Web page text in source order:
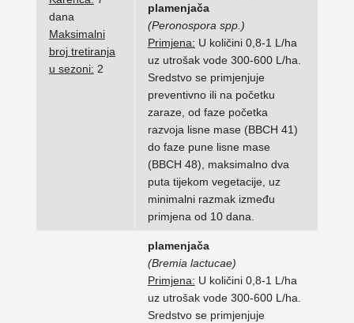
dana
Maksimalni
broj tretiranja
u sezoni: 2
plamenjača
(Peronospora spp.)
Primjena: U količini 0,8-1 L/ha
uz utrošak vode 300-600 L/ha.
Sredstvo se primjenjuje
preventivno ili na početku
zaraze, od faze početka
razvoja lisne mase (BBCH 41)
do faze pune lisne mase
(BBCH 48), maksimalno dva
puta tijekom vegetacije, uz
minimalni razmak između
primjena od 10 dana.
plamenjača
(Bremia lactucae)
Primjena: U količini 0,8-1 L/ha
uz utrošak vode 300-600 L/ha.
Sredstvo se primjenjuje